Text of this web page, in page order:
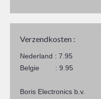
Verzendkosten :
Nederland : 7.95
Belgie : 9.95
Boris Electronics b.v.